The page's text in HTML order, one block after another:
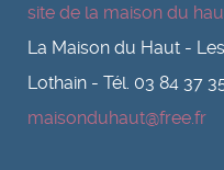
site de la maison du
La Maison du Haut -
Lothain - Tél. 03 84 37
maisonduhaut@free.fr